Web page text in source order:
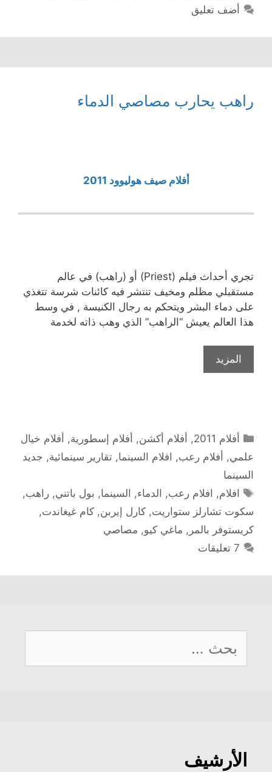
أضف تعليق
راهب يحارب مصاصي الدماء
أفلام صيف هوليوود 2011
تجري أحداث فيلم (Priest) أو (راهب) في عالم
مستقبلي مظلم ومخيف تنتشر فيه كائنات شرسة تتغذي
على دماء البشر ويتحكم به رجال الكنيسة , في وسط
هذا العالم يعيش “الراهب” الذي وهب ذاته لخدمة
المزيد
التصنيفات
أفلام 2011 , أفلام أكشن, أفلام إسطورية, أفلام خيال
علمي, أفلام رعب, افلام السينما, تقارير سينمائية, جديد
السينما
الوسوم
افلام, افلام رعب, الدماء, السينما, بول باتني,راهب,
سكوت تشارلز ستواريت, كارل إيربن, كام غيغاندت,
كريستوفر بالمر , ماغي كيو, مصاصي
7 تعليقات
البحث
عن:
الأرشيف